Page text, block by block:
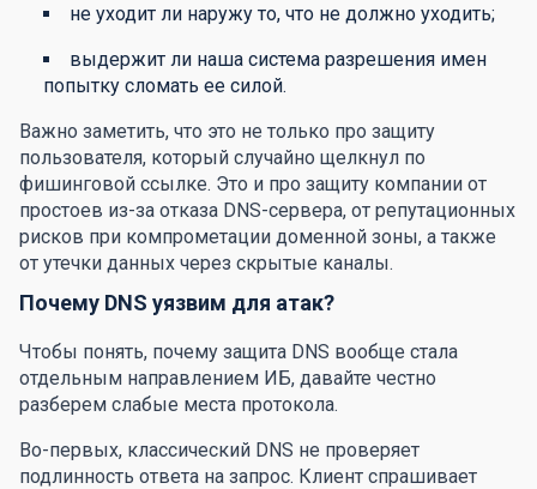
не уходит ли наружу то, что не должно уходить;
выдержит ли наша система разрешения имен
попытку сломать ее силой.
Важно заметить, что это не только про защиту
пользователя, который случайно щелкнул по
фишинговой ссылке. Это и про защиту компании от
простоев из-за отказа DNS-сервера, от репутационных
рисков при компрометации доменной зоны, а также
от утечки данных через скрытые каналы.
Почему DNS уязвим для атак?
Чтобы понять, почему защита DNS вообще стала
отдельным направлением ИБ, давайте честно
разберем слабые места протокола.
Во-первых, классический DNS не проверяет
подлинность ответа на запрос. Клиент спрашивает